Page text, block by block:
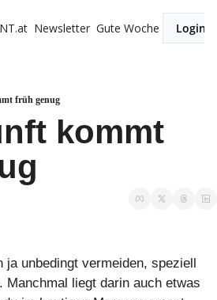
Newsletter Gute Woche Login
früh genug
kommt
ja unbedingt vermeiden, speziell
Manchmal liegt darin auch etwas